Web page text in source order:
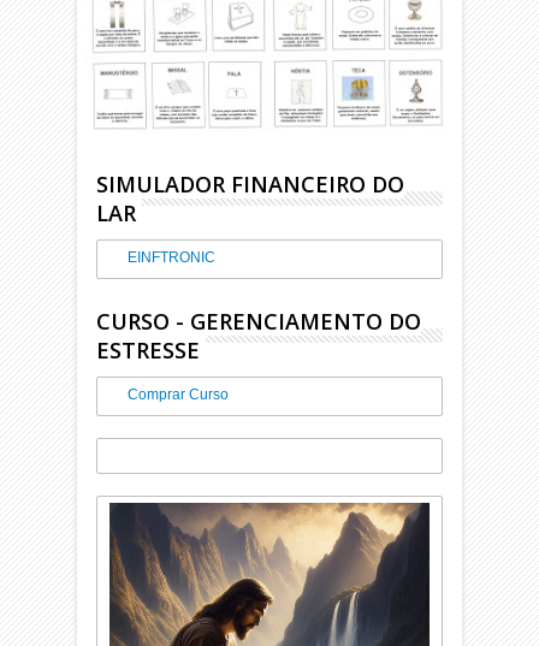
SIMULADOR FINANCEIRO DO
LAR
EINFTRONIC
CURSO - GERENCIAMENTO DO
ESTRESSE
Comprar Curso